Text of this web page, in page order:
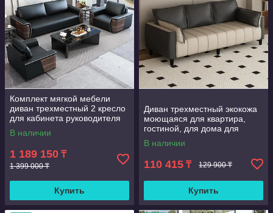
Комплект мягкой мебели
диван трехместный 2 кресло
для кабинета руководителя
В наличии
1 189 150 ₸
1 399 000 ₸
Купить
Диван трехместный экокожа
моющаяся для квартира,
гостиной, для дома для
офиса, Парикмахерская,
двухместный диван с тремя
В наличии
110 415 ₸ 129 900 ₸
Купить